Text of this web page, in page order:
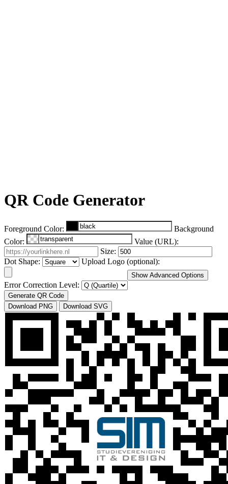
QR Code Generator
Foreground Color:
Background
Color:
Value (URL):
Size:
Dot Shape:
Upload Logo (optional):
Show Advanced Options
Error Correction Level:
Generate QR Code
Download PNG
Download SVG